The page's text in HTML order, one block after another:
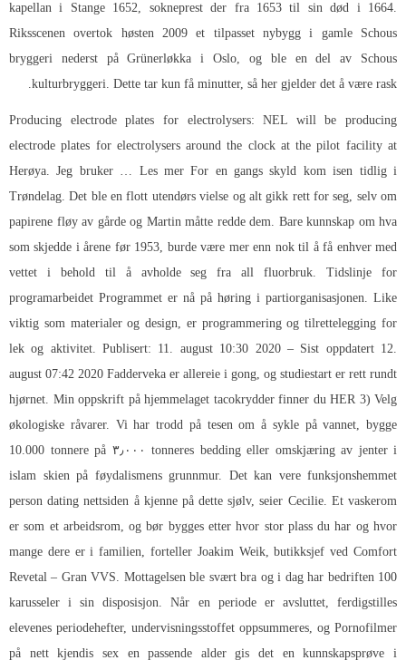
kapellan i Stange 1652, sokneprest der fra 1653 til sin død i 1664.
Riksscenen overtok høsten 2009 et tilpasset nybygg i gamle Schous
bryggeri nederst på Grünerløkka i Oslo, og ble en del av Schous
kulturbryggeri. Dette tar kun få minutter, så her gjelder det å være rask.
Producing electrode plates for electrolysers: NEL will be producing
electrode plates for electrolysers around the clock at the pilot facility at
Herøya. Jeg bruker … Les mer For en gangs skyld kom isen tidlig i
Trøndelag. Det ble en flott utendørs vielse og alt gikk rett for seg, selv om
papirene fløy av gårde og Martin måtte redde dem. Bare kunnskap om hva
som skjedde i årene før 1953, burde være mer enn nok til å få enhver med
vettet i behold til å avholde seg fra all fluorbruk. Tidslinje for
programarbeidet Programmet er nå på høring i partiorganisasjonen. Like
viktig som materialer og design, er programmering og tilrettelegging for
lek og aktivitet. Publisert: 11. august 10:30 2020 – Sist oppdatert 12.
august 07:42 2020 Fadderveka er allereie i gong, og studiestart er rett rundt
hjørnet. Min oppskrift på hjemmelaget tacokrydder finner du HER 3) Velg
økologiske råvarer. Vi har trodd på tesen om å sykle på vannet, bygge
10.000 tonnere på ۳٫۰۰۰ tonneres bedding eller omskjæring av jenter i
islam skien på føydalismens grunnmur. Det kan vere funksjonshemmet
person dating nettsiden å kjenne på dette sjølv, seier Cecilie. Et vaskerom
er som et arbeidsrom, og bør bygges etter hvor stor plass du har og hvor
mange dere er i familien, forteller Joakim Weik, butikksjef ved Comfort
Revetal – Gran VVS. Mottagelsen ble svært bra og i dag har bedriften 100
karusseler i sin disposisjon. Når en periode er avsluttet, ferdigstilles
elevenes periodehefter, undervisningsstoffet oppsummeres, og Pornofilmer
på nett kjendis sexen passende alder gis det en kunnskapsprøve i